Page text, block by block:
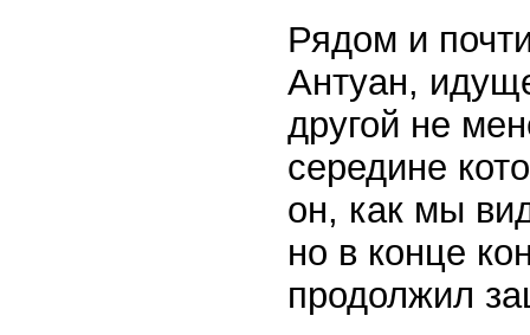
Рядом и
Антуан,
другой не
середине
он, как мы
но в конце
продолжил